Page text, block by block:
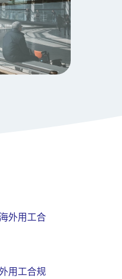
外用工合
用工合规